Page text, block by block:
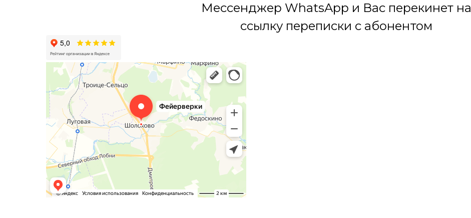
Мессенджер WhatsApp и Вас перекинет на
ссылку переписки с абонентом